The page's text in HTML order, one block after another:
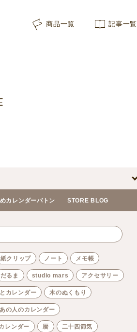
商品一覧 記事一覧
カレンダーバトン STORE BLOG
紙クリップ ノート メモ帳
だるま studio mars アクセサリー
カレンダー 木のぬくもり
あの人のカレンダー
レンダー 暦 二十四節気